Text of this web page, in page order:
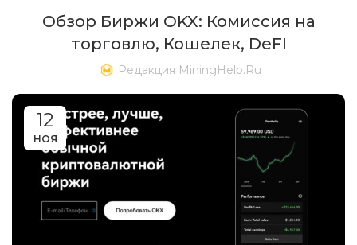
Обзор Биржи OKX: Комиссия на
торговлю, Кошелек, DeFI
Редакция MiningHelp.ru
12
НОЯ